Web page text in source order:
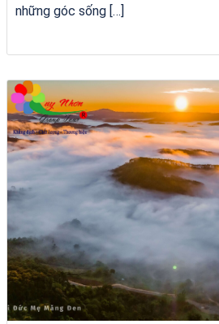
những góc sống […]
du thuyền trên biển Quy Nhơn